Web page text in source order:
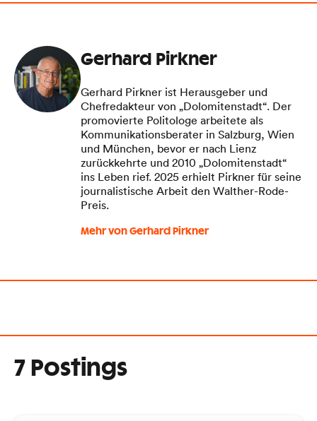
Gerhard Pirkner
Gerhard Pirkner ist Herausgeber und
Chefredakteur von „Dolomitenstadt“. Der
promovierte Politologe arbeitete als
Kommunikationsberater in Salzburg, Wien
und München, bevor er nach Lienz
zurückkehrte und 2010 „Dolomitenstadt“
ins Leben rief. 2025 erhielt Pirkner für seine
journalistische Arbeit den Walther-Rode-
Preis.
Mehr von Gerhard Pirkner
7 Postings